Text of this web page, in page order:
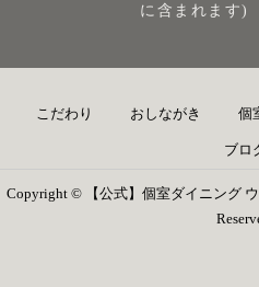
に含まれます)
こだわり おしながき 個
ブロ
Copyright © 【公式】個室ダイニング